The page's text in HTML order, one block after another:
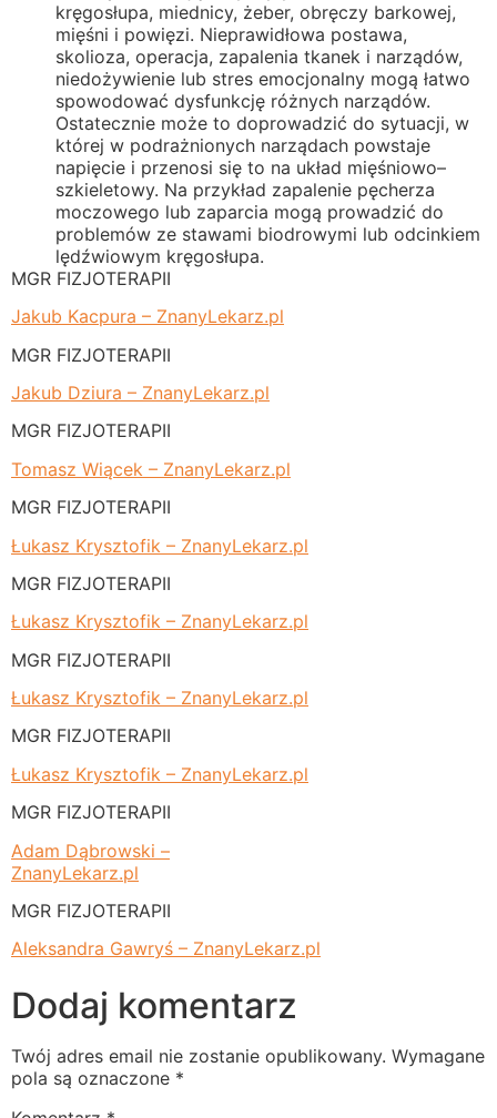
kręgosłupa, miednicy, żeber, obręczy barkowej,
mięśni i powięzi. Nieprawidłowa postawa,
skolioza, operacja, zapalenia tkanek i narządów,
niedożywienie lub stres emocjonalny mogą łatwo
spowodować dysfunkcję różnych narządów.
Ostatecznie może to doprowadzić do sytuacji, w
której w podrażnionych narządach powstaje
napięcie i przenosi się to na układ mięśniowo–
szkieletowy. Na przykład zapalenie pęcherza
moczowego lub zaparcia mogą prowadzić do
problemów ze stawami biodrowymi lub odcinkiem
lędźwiowym kręgosłupa.
MGR FIZJOTERAPII
Jakub Kacpura – ZnanyLekarz.pl
MGR FIZJOTERAPII
Jakub Dziura – ZnanyLekarz.pl
MGR FIZJOTERAPII
Tomasz Wiącek – ZnanyLekarz.pl
MGR FIZJOTERAPII
Łukasz Krysztofik – ZnanyLekarz.pl
MGR FIZJOTERAPII
Łukasz Krysztofik – ZnanyLekarz.pl
MGR FIZJOTERAPII
Łukasz Krysztofik – ZnanyLekarz.pl
MGR FIZJOTERAPII
Łukasz Krysztofik – ZnanyLekarz.pl
MGR FIZJOTERAPII
Adam Dąbrowski –
ZnanyLekarz.pl
MGR FIZJOTERAPII
Aleksandra Gawryś – ZnanyLekarz.pl
Dodaj komentarz
Twój adres email nie zostanie opublikowany. Wymagane
pola są oznaczone *